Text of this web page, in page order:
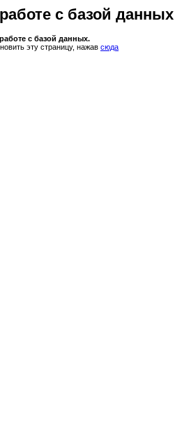
с базой данных
с базой данных.
эту страницу, нажав сюда